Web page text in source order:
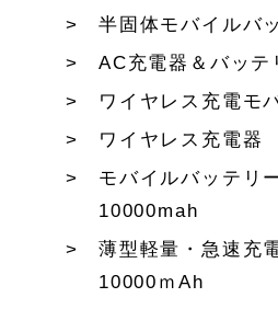
半固体モバイルバ
AC充電器＆バッ
ワイヤレス充電モ
ワイヤレス充電器
モバイルバッテリ
10000mah
薄型軽量・急速充
10000ｍAh